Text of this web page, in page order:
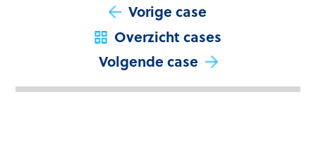
Vorige case
Overzicht cases
Volgende case